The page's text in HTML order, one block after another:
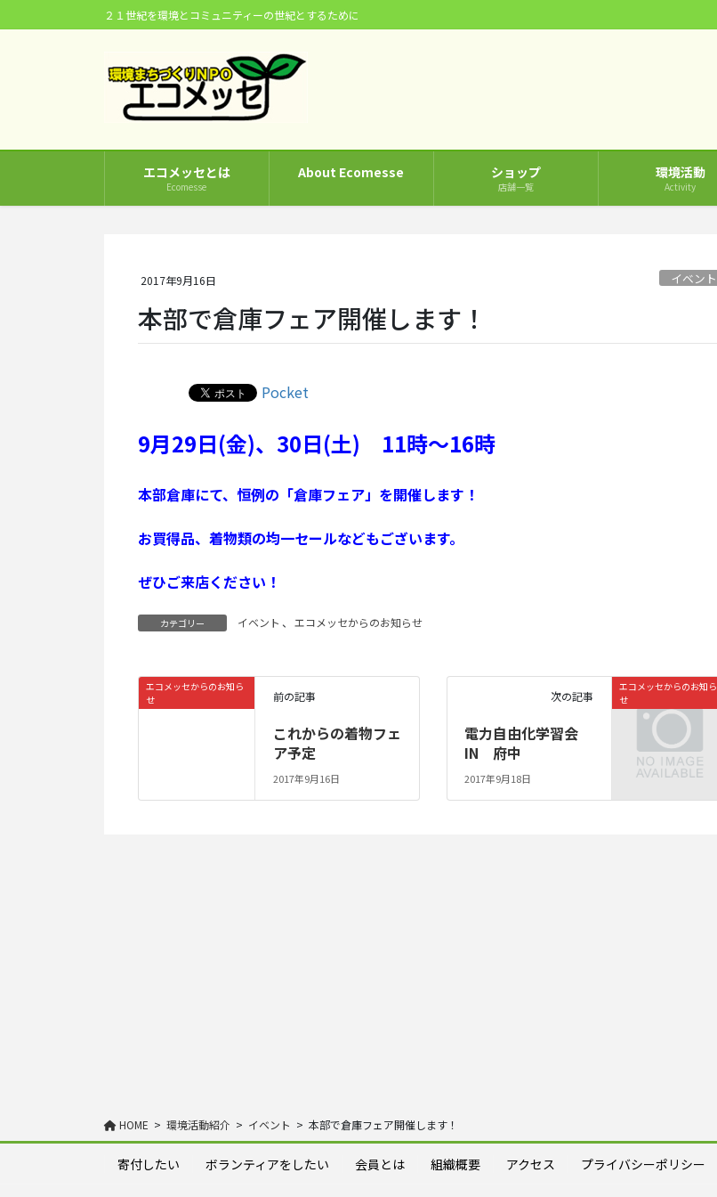
ン
ビ
動
２１世紀を環境とコミュニティーの世紀とするために
エコメッセとは
Ecomesse
About Ecomesse ショップ
店舗一覧
環境活動
Activity
2017年9月16日 イベント
本部で倉庫フェア開催します！
Pocket
9月29日(金)、30日(土) 11時～16時
本部倉庫にて、恒例の「倉庫フェア」を開催します！
お買得品、着物類の均一セールなどもございます。
ぜひご来店ください！
カテゴリー イベント 、 エコメッセからのお知らせ
エコメッセからのお知ら
せ
前の記事
これからの着物フェ
ア予定
2017年9月16日
エコメッセからのお知ら
せ
次の記事
電力自由化学習会
IN 府中
2017年9月18日
HOME 環境活動紹介 イベント 本部で倉庫フェア開催します！
寄付したい ボランティアをしたい 会員とは 組織概要 アクセス プライバシーポリシー